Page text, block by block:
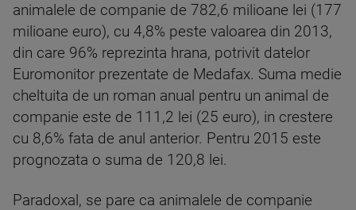
animalele de companie de 782,6 milioane lei (177
milioane euro), cu 4,8% peste valoarea din 2013,
din care 96% reprezinta hrana, potrivit datelor
Euromonitor prezentate de Medafax. Suma medie
cheltuita de un roman anual pentru un animal de
companie este de 111,2 lei (25 euro), in crestere
cu 8,6% fata de anul anterior. Pentru 2015 este
prognozata o suma de 120,8 lei.
Paradoxal, se pare ca animalele de companie